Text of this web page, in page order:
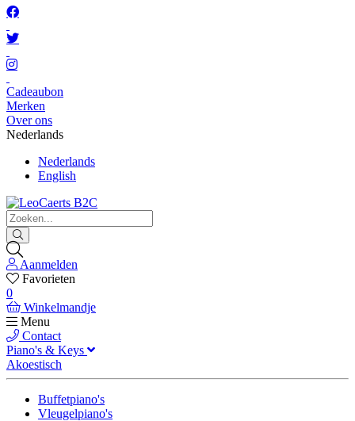
Cadeaubon
Merken
Over ons
Nederlands
Nederlands
English
Aanmelden
Favorieten
0
Winkelmandje
Menu
Contact
Piano's & Keys
Akoestisch
Buffetpiano's
Vleugelpiano's